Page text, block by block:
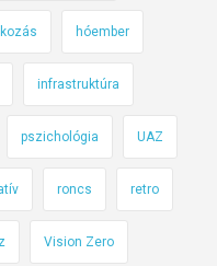
hóember
infrastruktúra
pszichológia UAZ
roncs retro
Vision Zero